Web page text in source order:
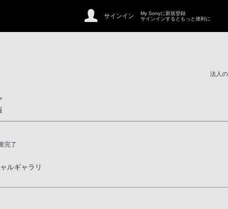
サインイン
My Sonyに新規登録
サインインするともっと便利に
法人
完了
ルギャラリ